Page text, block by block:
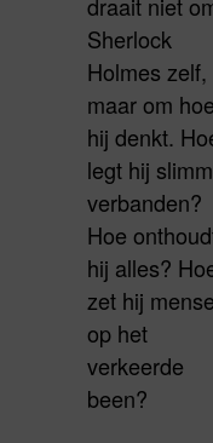
draait niet
Sherlock
Holmes zelf,
maar om hoe
hij denkt.
legt hij
verbanden?
Hoe
hij alles?
zet hij
op het
verkeerde
been?